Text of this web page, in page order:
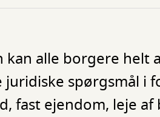
kan alle borgere
spørgsmål i
fast ejendom, leje